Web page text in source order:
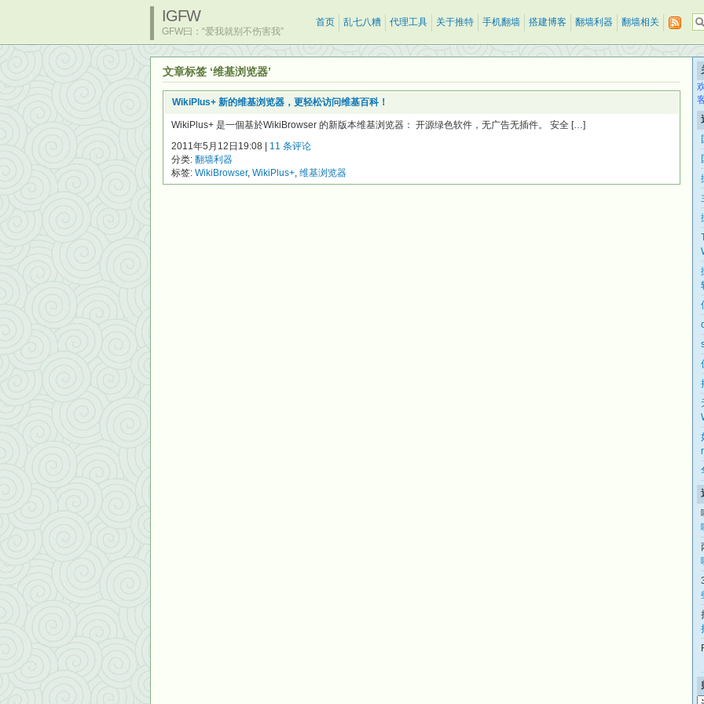
IGFW
GFW曰：“爱我就别不伤害我”
首页 乱七八糟 代理工具 关于推特 手机翻墙 搭建博客 翻墙利器 翻墙相关
文章标签 ‘维基浏览器’
WikiPlus+ 新的维基浏览器，更轻松访问维基百科！
WikiPlus+ 是一個基於WikiBrowser 的新版本维基浏览器： 开源绿色软件，无广告无插件。 安全 […]
2011年5月12日19:08 | 11 条评论
分类: 翻墙利器
标签: WikiBrowser, WikiPlus+, 维基浏览器